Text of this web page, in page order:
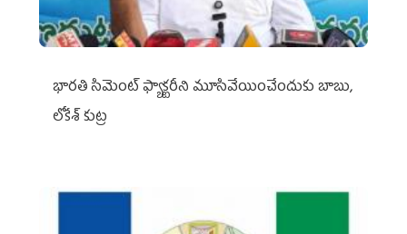
భారతి సిమెంట్ ఫ్యాక్టరీని మూసివేయించేందుకు బాబు,
లోకేశ్ కుట్ర